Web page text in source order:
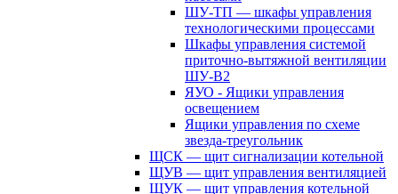
ШУ-ТП — шкафы управления
технологическими процессами
Шкафы управления системой
приточно-вытяжной вентиляции
ШУ-В2
ЯУО - Ящики управления
освещением
Ящики управления по схеме
звезда-треугольник
ЩСК — щит сигнализации котельной
ЩУВ — щит управления вентиляцией
ЩУК — щит управления котельной